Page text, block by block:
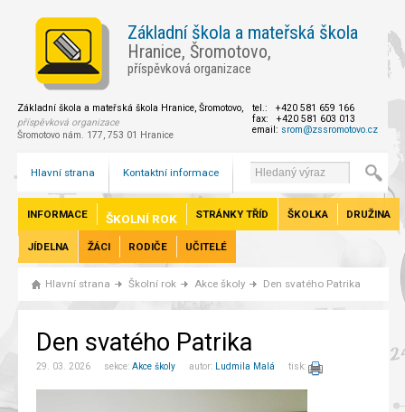
Základní škola a mateřská škola
Hranice, Šromotovo,
příspěvková organizace
Základní škola a mateřská škola Hranice, Šromotovo,
příspěvková organizace
Šromotovo nám. 177, 753 01 Hranice
tel.: +420 581 659 166
fax: +420 581 603 013
email: srom@zssromotovo.cz
Hlavní strana Kontaktní informace
INFORMACE ŠKOLNÍ ROK STRÁNKY TŘÍD ŠKOLKA DRUŽINA
JÍDELNA ŽÁCI RODIČE UČITELÉ
Hlavní strana Školní rok Akce školy Den svatého Patrika
Den svatého Patrika
29. 03. 2026 sekce: Akce školy autor: Ludmila Malá tisk: